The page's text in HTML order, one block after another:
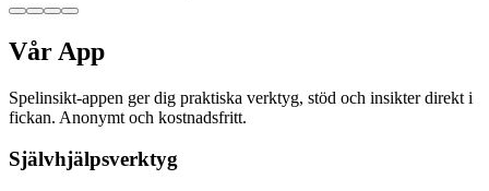
Vår App
Spelinsikt-appen ger dig praktiska verktyg, stöd och insikter direkt i
fickan. Anonymt och kostnadsfritt.
Självhjälpsverktyg